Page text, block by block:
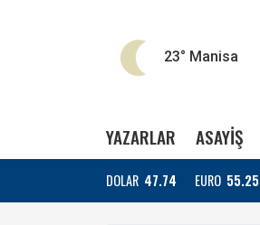
23° Manisa
YAZARLAR ASAYİŞ
DOLAR 47.74 EURO 55.25